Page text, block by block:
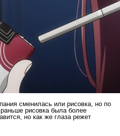
сменилась или рисовка, но по
рисовка была более
но как же глаза режет